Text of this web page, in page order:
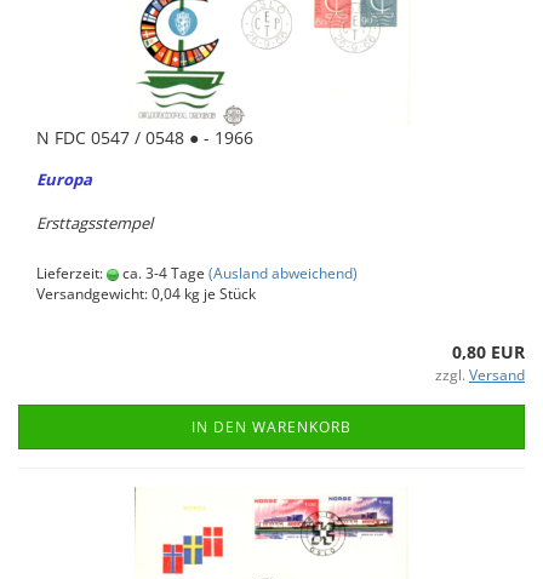
N FDC 0547 / 0548 ● - 1966
Eu­ro­pa
Erst­tags­stem­pel
Lieferzeit: ca. 3-4 Tage (Ausland abweichend)
Versandgewicht:0,04 kg je Stück
0,80 EUR
zzgl. Versand
IN DEN WARENKORB